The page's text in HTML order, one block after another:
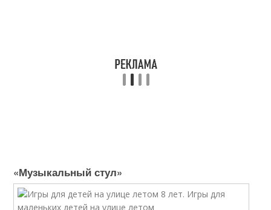
«Музыкальный стул»